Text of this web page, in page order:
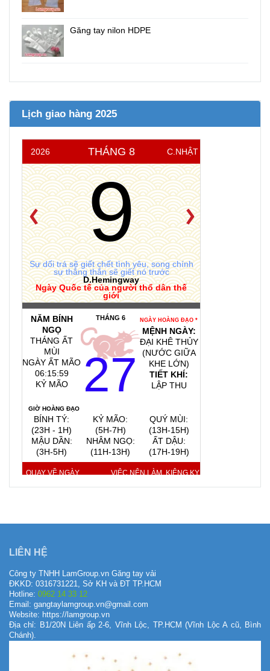
Găng tay nilon HDPE
Lịch giao hàng 2025
2026 THÁNG 8 C.NHẬT
9
Sự dối trá sẽ giết chết tình yêu, song chính
sự thẳng thắn sẽ giết nó trước
D.Hemingway
Ngày Quốc tế của người thổ dân thế
giới
NĂM BÍNH
NGỌ
THÁNG ẤT
MÙI
NGÀY ẤT MÃO
06:15:59
KỶ MÃO
THÁNG 6
27
NGÀY HOÀNG ĐẠO *
MỆNH NGÀY:
ĐẠI KHÊ THỦY
(NƯỚC GIỮA
KHE LỚN)
TIẾT KHÍ:
LẬP THU
GIỜ HOÀNG ĐẠO
BÍNH TÝ:
(23H - 1H)
MẬU DẦN:
(3H-5H)
KỶ MÃO:
(5H-7H)
NHÂM NGỌ:
(11H-13H)
QUÝ MÙI:
(13H-15H)
ẤT DẬU:
(17H-19H)
QUAY VỀ NGÀY
VIỆC NÊN LÀM, KIÊNG KỴ
LIÊN HỆ
Công ty TNHH LamGroup.vn Găng tay vải
ĐKKD: 0316731221, Sở KH và ĐT TP.HCM
Hotline: 0962 14 33 12
Email: gangtaylamgroup.vn@gmail.com
Website: https://lamgroup.vn
Địa chỉ: B1/20N Liên ấp 2-6, Vĩnh Lộc, TP.HCM (Vĩnh Lộc A cũ, Bình
Chánh).